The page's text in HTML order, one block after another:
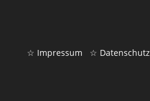
☆ Impressum ☆ Datenschutz